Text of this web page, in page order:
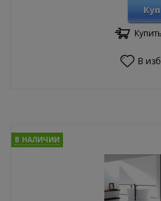
В
В НАЛИЧИИ